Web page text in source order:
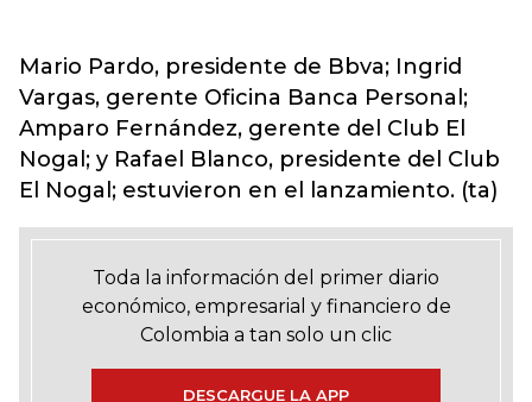
Mario Pardo, presidente de Bbva; Ingrid
Vargas, gerente Oficina Banca Personal;
Amparo Fernández, gerente del Club El
Nogal; y Rafael Blanco, presidente del Club
El Nogal; estuvieron en el lanzamiento. (ta)
Toda la información del primer diario
económico, empresarial y financiero de
Colombia a tan solo un clic
DESCARGUE LA APP